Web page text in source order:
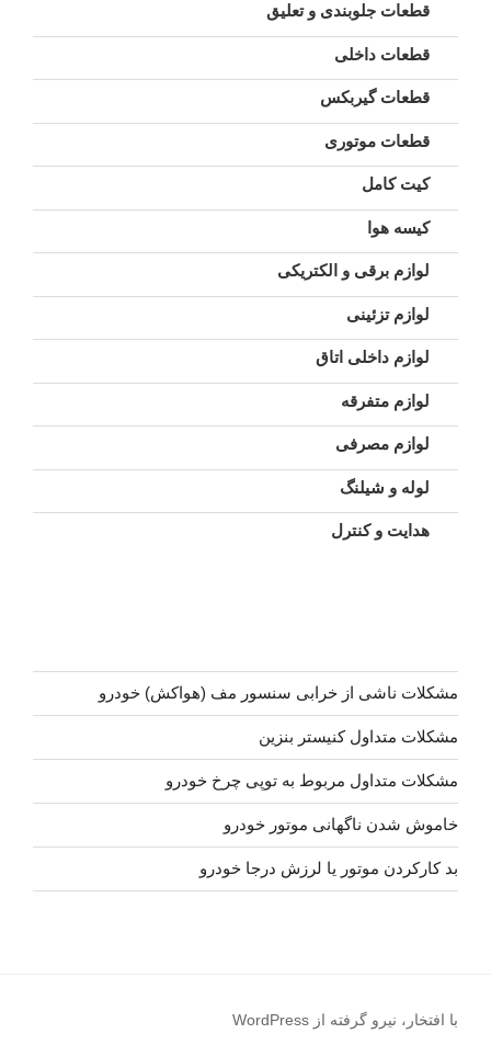
قطعات جلوبندی و تعلیق
قطعات داخلی
قطعات گیربکس
قطعات موتوری
کیت کامل
کیسه هوا
لوازم برقی و الکتریکی
لوازم تزئینی
لوازم داخلی اتاق
لوازم متفرقه
لوازم مصرفی
لوله و شیلنگ
هدایت و کنترل
مشکلات ناشی از خرابی سنسور مف (هواکش) خودرو
مشکلات متداول کنیستر بنزین
مشکلات متداول مربوط به توپی چرخ خودرو
خاموش شدن ناگهانی موتور خودرو
بد کارکردن موتور یا لرزش درجا خودرو
با افتخار، نیرو گرفته از WordPress